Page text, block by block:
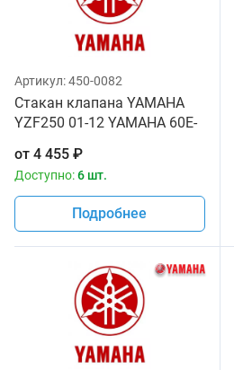
Артикул:450-0082
Стакан клапана YAMAHA
YZF250 01-12 YAMAHA 60E-
00 3LN-12153-10-00
от 4 455 ₽
Доступно:6 шт.
Подробнее